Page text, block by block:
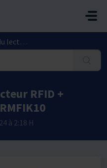
AXKRMFIK10
RFID +
à 2:18 H